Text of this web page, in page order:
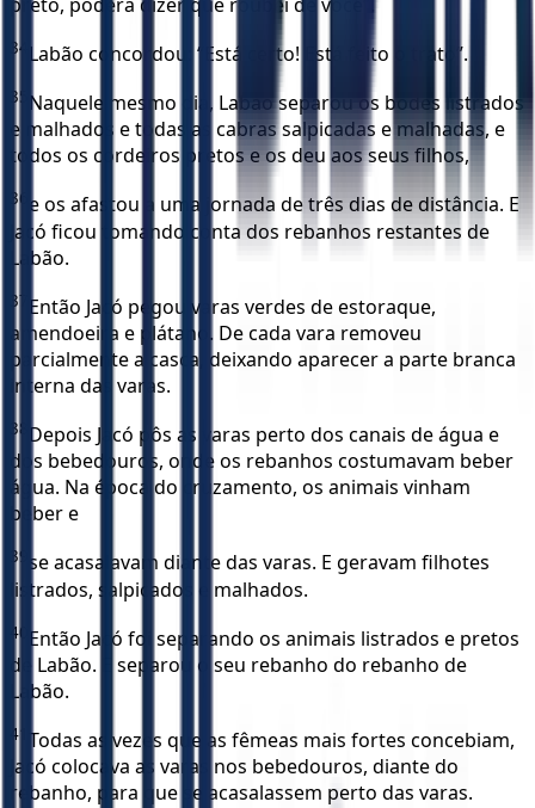
34 Labão concordou: “Está certo! Está feito o trato”.
35 Naquele mesmo dia, Labão separou os bodes listrados
e malhados e todas as cabras salpicadas e malhadas, e
todos os cordeiros pretos e os deu aos seus filhos,
36 e os afastou a uma jornada de três dias de distância. E
Jacó ficou tomando conta dos rebanhos restantes de
Labão.
37 Então Jacó pegou varas verdes de estoraque,
amendoeira e plátano. De cada vara removeu
parcialmente a casca, deixando aparecer a parte branca
interna das varas.
38 Depois Jacó pôs as varas perto dos canais de água e
dos bebedouros, onde os rebanhos costumavam beber
água. Na época do cruzamento, os animais vinham
beber e
39 se acasalavam diante das varas. E geravam filhotes
listrados, salpicados e malhados.
40 Então Jacó foi separando os animais listrados e pretos
de Labão. E separou o seu rebanho do rebanho de
Labão.
41 Todas as vezes que as fêmeas mais fortes concebiam,
Jacó colocava as varas nos bebedouros, diante do
rebanho, para que se acasalassem perto das varas.